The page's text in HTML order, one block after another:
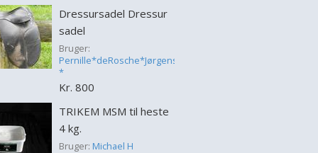
Dressursadel Dressur
sadel
Bruger:
Pernille*deRosche*Jørgensen
*
Kr. 800
TRIKEM MSM til heste
4 kg.
Bruger: Michael H